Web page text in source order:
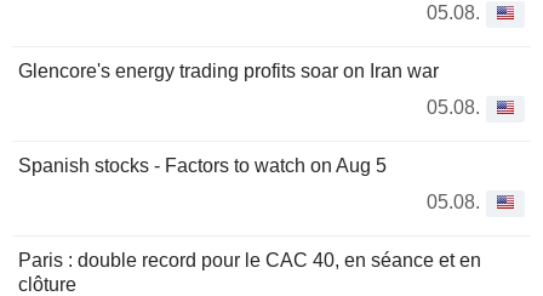
05.08.
Glencore's energy trading profits soar on Iran war
05.08.
Spanish stocks - Factors to watch on Aug 5
05.08.
Paris : double record pour le CAC 40, en séance et en
clôture